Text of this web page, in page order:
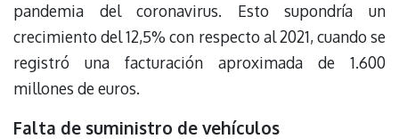
pandemia del coronavirus. Esto supondría un
crecimiento del 12,5% con respecto al 2021, cuando se
registró una facturación aproximada de 1.600
millones de euros.
Falta de suministro de vehículos